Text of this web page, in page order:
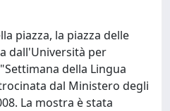
piazza, la piazza delle
dall'Università per
della Lingua
dal Ministero degli
La mostra è stata